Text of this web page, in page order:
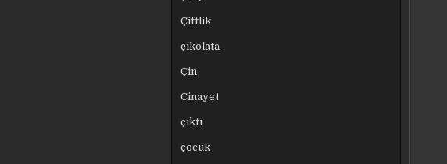
Çiftlik
çikolata
Çin
Cinayet
çıktı
çocuk